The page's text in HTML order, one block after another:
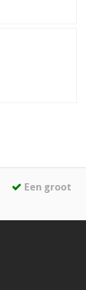
Een groot